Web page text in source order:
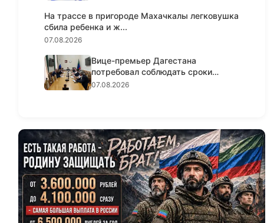
На трассе в пригороде Махачкалы легковушка
сбила ребенка и ж...
07.08.2026
Вице-премьер Дагестана
потребовал соблюдать сроки
реализации...
07.08.2026